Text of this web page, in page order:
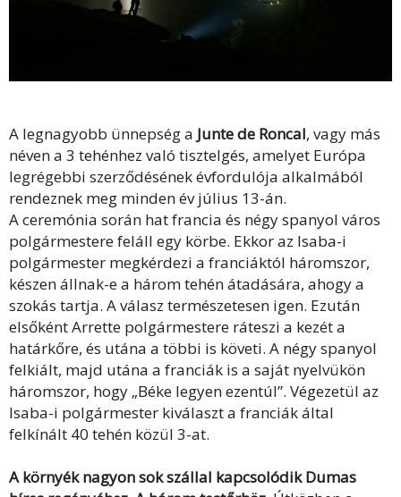
A legnagyobb ünnepség a Junte de Roncal, vagy más
néven a 3 tehénhez való tisztelgés, amelyet Európa
legrégebbi szerződésének évfordulója alkalmából
rendeznek meg minden év július 13-án.
A ceremónia során hat francia és négy spanyol város
polgármestere feláll egy körbe. Ekkor az Isaba-i
polgármester megkérdezi a franciáktól háromszor,
készen állnak-e a három tehén átadására, ahogy a
szokás tartja. A válasz természetesen igen. Ezután
elsőként Arrette polgármestere ráteszi a kezét a
határkőre, és utána a többi is követi. A négy spanyol
felkiált, majd utána a franciák is a saját nyelvükön
háromszor, hogy „Béke legyen ezentúl”. Végezetül az
Isaba-i polgármester kiválaszt a franciák által
felkínált 40 tehén közül 3-at.
A környék nagyon sok szállal kapcsolódik Dumas